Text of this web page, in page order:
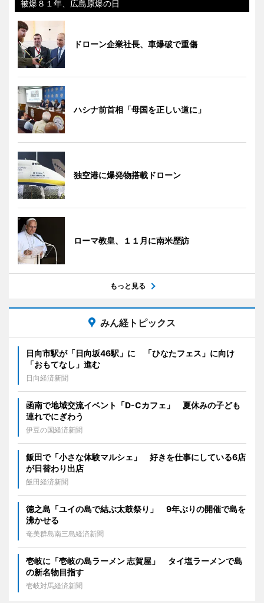
被爆８１年、広島原爆の日
ドローン企業社長、車爆破で重傷
ハシナ前首相「母国を正しい道に」
独空港に爆発物搭載ドローン
ローマ教皇、１１月に南米歴訪
もっと見る
みん経トピックス
日向市駅が「日向坂46駅」に 「ひなたフェス」に向け
「おもてなし」進む
日向経済新聞
函南で地域交流イベント「D-Cカフェ」 夏休みの子ども
連れでにぎわう
伊豆の国経済新聞
飯田で「小さな体験マルシェ」 好きを仕事にしている6店
が日替わり出店
飯田経済新聞
徳之島「ユイの島で結ぶ太鼓祭り」 9年ぶりの開催で島を
沸かせる
奄美群島南三島経済新聞
壱岐に「壱岐の島ラーメン 志賀屋」 タイ塩ラーメンで島
の新名物目指す
壱岐対馬経済新聞